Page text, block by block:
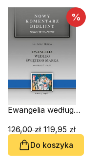
%
Ewangelia według
Rozdziały 1,1 - 8,26.
Nowy Komentarz
Biblijny. Tom II, cz. 2
126,00 zł 119,95 zł
Do koszyka